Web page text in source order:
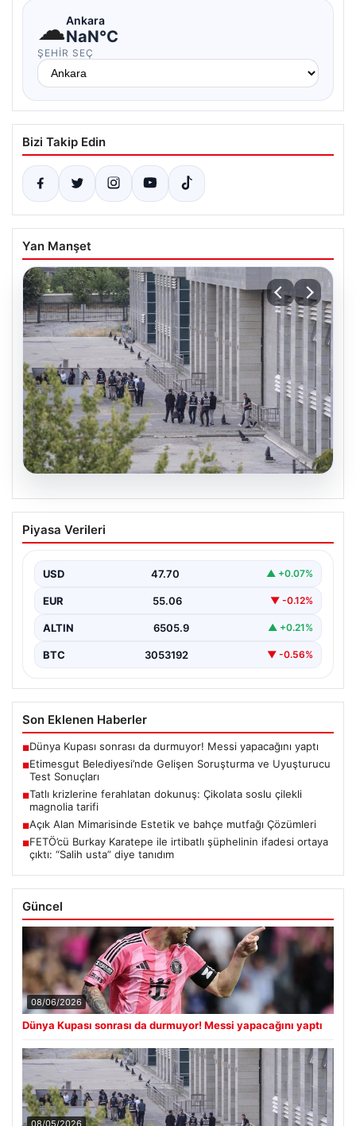
☁Ankara
NaN°C
ŞEHIR SEÇ
Bizi Takip Edin
Yan Manşet
Etimesgut Belediyesi’nde Gelişen
Soruşturma ve Uyuşturucu Test
Son günlerde yayılan haberler, Etimesgut
seriyor. Soruşturma kapsamında,…
Piyasa Verileri
USD 47.70 ▲ +0.07%
EUR 55.06 ▼ -0.12%
ALTIN 6505.9 ▲ +0.21%
BTC 3053192 ▼ -0.56%
Son Eklenen Haberler
■Dünya Kupası sonrası da durmuyor! Messi yapacağını yaptı
■Etimesgut Belediyesi’nde Gelişen Soruşturma ve Uyuşturucu
Test Sonuçları
■Tatlı krizlerine ferahlatan dokunuş: Çikolata soslu çilekli
magnolia tarifi
■Açık Alan Mimarisinde Estetik ve bahçe mutfağı Çözümleri
■FETÖ’cü Burkay Karatepe ile irtibatlı şüphelinin ifadesi ortaya
çıktı: “Salih usta” diye tanıdım
Güncel
08/06/2026
Dünya Kupası sonrası da durmuyor! Messi yapacağını yaptı
08/05/2026